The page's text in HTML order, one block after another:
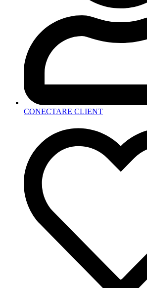
CONECTARE CLIENT